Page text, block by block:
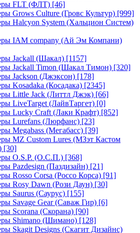
FLT (ФЛТ) [46]
Grows Culture (Гровс Культур) [999]
Halcyon System (Хальцион Систем)
IAM company (Ай Эм Компани)
Jackall (Шакал) [1157]
Jackall Timon (Шакал Тимон) [320]
Jackson (Джэксон) [178]
Kosadaka (Косадака) [2345]
Little Jack (Литтл Джэк) [66]
LiveTarget (ЛайвТаргет) [0]
Lucky Craft (Лаки Крафт) [852]
Lurefans (Люрфанс) [23]
Megabass (Мегабасс) [39]
MZ Custom Lures (МЗэт Кастом
[30]
O.S.P. (О.С.П.) [368]
Pazdesign (Паздизайн) [21]
Rosso Corsa (Россо Корса) [91]
Rosy Dawn (Рози Даун) [30]
Saurus (Саурус) [155]
Savage Gear (Саваж Гир) [6]
Scorana (Скорана) [90]
Shimano (Шимано) [128]
Skagit Designs (Скагит Дизайнс)